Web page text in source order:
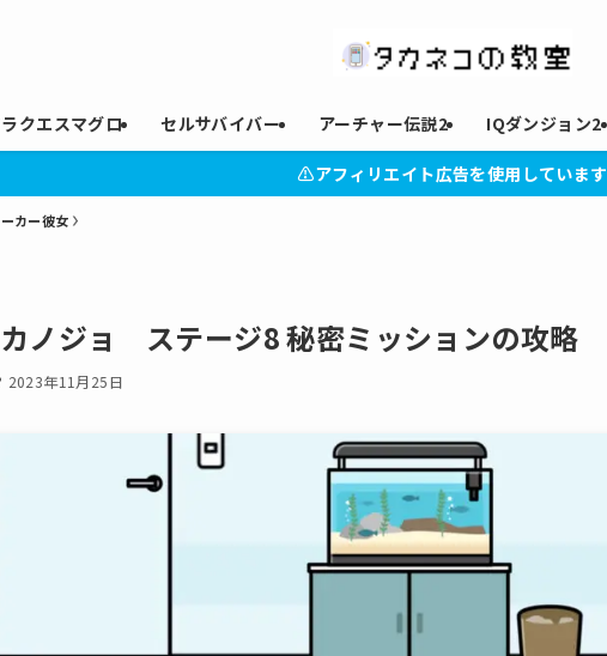
ラクエスマグロ セルサバイバー アーチャー伝説2 IQダンジョン2
⚠︎アフィリエイト広告を使用しています
カー彼女
ノジョ ステージ8 秘密ミッションの攻略
2023年11月25日